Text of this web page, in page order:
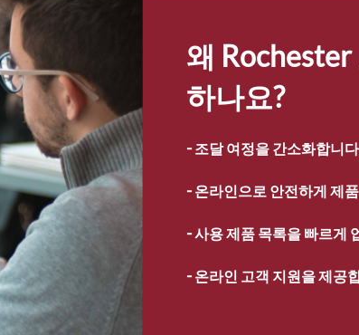
왜
하나요?
- 조달 여정을 간소화합니
- 온라인으로 안전하게 제
- 사용 제품 목록을 빠르게
- 온라인 고객 지원을 제공